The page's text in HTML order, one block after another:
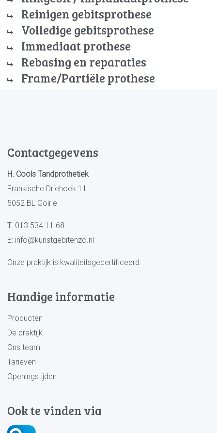
Reinigen gebitsprothese
Volledige gebitsprothese
Immediaat prothese
Rebasing en reparaties
Frame/Partiële prothese
Contactgegevens
H. Cools Tandprothetiek
Frankische Driehoek 11
5052 BL Goirle
T: 013 534 11 68
E: info@kunstgebitenzo.nl
Onze praktijk is kwaliteitsgecertificeerd
Handige informatie
Producten
De praktijk
Ons team
Tarieven
Openingstijden
Ook te vinden via